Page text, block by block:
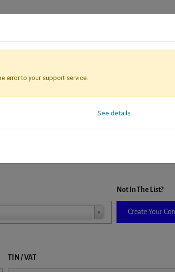
When a company is selected it will auto-complete
Not In The List?
Create Your
TIN / VAT
error to your support service.
See details